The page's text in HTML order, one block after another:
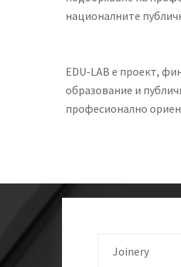
националните
EDU-LAB е проект,
образование и
професионално
Joinery